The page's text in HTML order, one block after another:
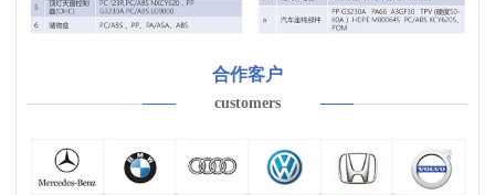
合作客户
customers